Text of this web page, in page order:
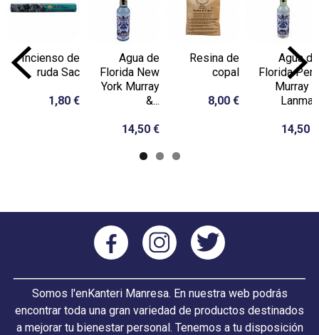
Incienso de
ruda Sac
1,80 €
Agua de
Florida New
York Murray
&...
14,50 €
Resina de
copal
8,00 €
Agua de
Florida Perú
Murray &
Lanman
14,50 €
Somos l'enKanteri Manresa. En nuestra web podrás
encontrar toda una gran variedad de productos destinados
a mejorar tu bienestar personal. Tenemos a tu disposición